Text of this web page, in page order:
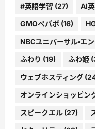
#英語学習 (27) AI
GMOペパボ (16)
NBCユニバーサル・エ
ふわり (19) ふわ姫
ウェブホスティング
オンラインショッピン
スピークエル (27)